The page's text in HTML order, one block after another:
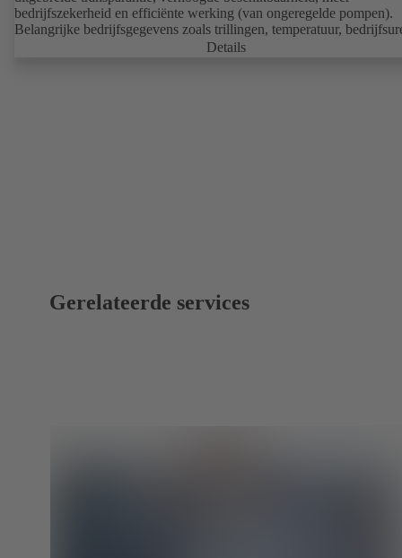
bedrijfszekerheid en efficiënte werking (van ongeregelde pompen).
Belangrijke bedrijfsgegevens zoals trillingen, temperatuur,
belastingsstatus (van ongeregelde pompen) kunnen altijd en overal
Details
Gerelateerde services